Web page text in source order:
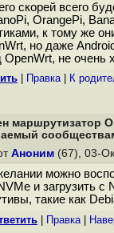
скорей всего
OrangePi,
к тому же
но даже
OpenWrt, не очень
Правка| К
маршрутизатор
Аноним (67), 03-
можно
и загрузить с
такие как
Правка|